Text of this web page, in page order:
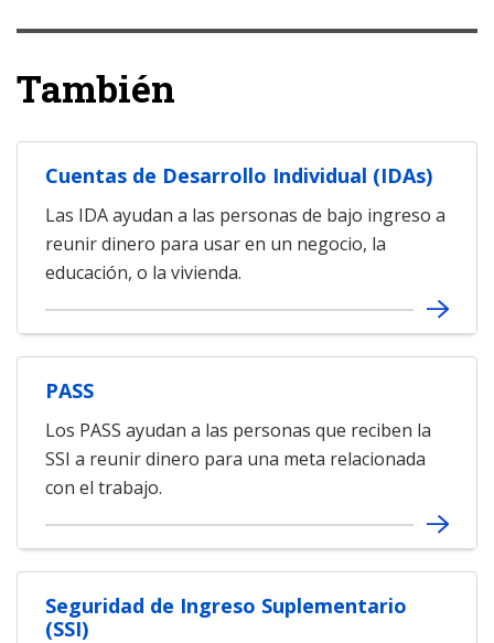
También
Cuentas de Desarrollo Individual (IDAs)
Las IDA ayudan a las personas de bajo ingreso a
reunir dinero para usar en un negocio, la
educación, o la vivienda.
PASS
Los PASS ayudan a las personas que reciben la
SSI a reunir dinero para una meta relacionada
con el trabajo.
Seguridad de Ingreso Suplementario
(SSI)